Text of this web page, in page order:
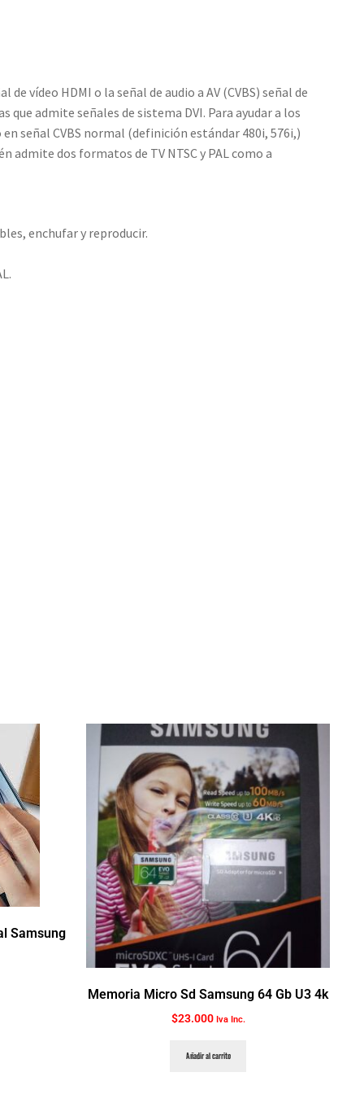
vídeo HDMI o la señal de audio a AV (CVBS) señal de
admite señales de sistema DVI. Para ayudar a los
señal CVBS normal (definición estándar 480i, 576i,)
admite dos formatos de TV NTSC y PAL como a
enchufar y reproducir.
Samsung
Memoria Micro Sd Samsung 64 Gb U3 4k
$23.000 Iva Inc.
Añadir al carrito